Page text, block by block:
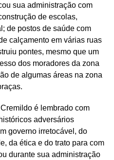
sua administração com
de escolas,
de postos de saúde com
calçamento em várias ruas
pontes, mesmo que um
dos moradores da zona
de algumas áreas na zona
é lembrado com
adversários
governo irretocável, do
da ética e do trato para com
durante sua administração